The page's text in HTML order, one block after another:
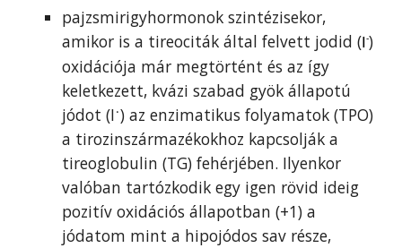
pajzsmirigyhormonok szintézisekor,
amikor is a tireociták által felvett jodid (I-)
oxidációja már megtörtént és az így
keletkezett, kvázi szabad gyök állapotú
jódot (I˙) az enzimatikus folyamatok (TPO)
a tirozinszármazékokhoz kapcsolják a
tireoglobulin (TG) fehérjében. Ilyenkor
valóban tartózkodik egy igen rövid ideig
pozitív oxidációs állapotban (+1) a
jódatom mint a hipojódos sav része,